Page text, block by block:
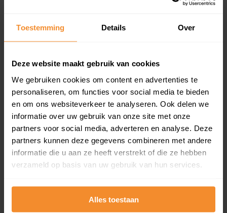
Toestemming Details Over
Deze website maakt gebruik van cookies
We gebruiken cookies om content en advertenties te
personaliseren, om functies voor social media te bieden
en om ons websiteverkeer te analyseren. Ook delen we
informatie over uw gebruik van onze site met onze
partners voor social media, adverteren en analyse. Deze
partners kunnen deze gegevens combineren met andere
informatie die u aan ze heeft verstrekt of die ze hebben
verzameld op basis van uw gebruik van hun services.
Alles toestaan
Koopsommenoverzicht (1 jaar gratis
Inclusief 1 jaar gratis updates
en koopdatum) binnen een postcodegebied. Dit
koopsommen.
Bekijk product
Direct leverbaar
Kadastrale kaart pakket